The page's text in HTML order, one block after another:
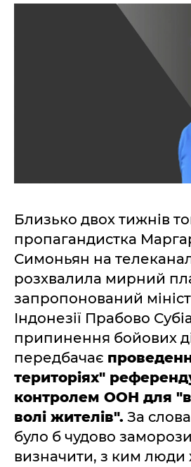
Близько двох тижнів
пропагандистка
Симоньян на
розхвалила мирний
запропонований
Індонезії Прабово
припинення бойових
передбачає
територіях"
контролем ООН для
волі жителів". За
було б чудово
визначити, з ким люди